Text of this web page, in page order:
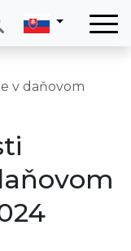
v daňovom